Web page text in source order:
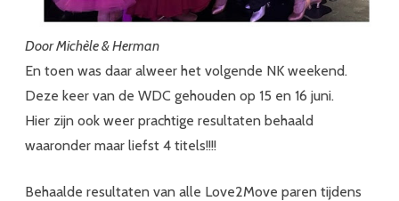
Door Michèle & Herman
En toen was daar alweer het volgende NK weekend.
Deze keer van de WDC gehouden op 15 en 16 juni.
Hier zijn ook weer prachtige resultaten behaald
waaronder maar liefst 4 titels!!!!
Behaalde resultaten van alle Love2Move paren tijdens